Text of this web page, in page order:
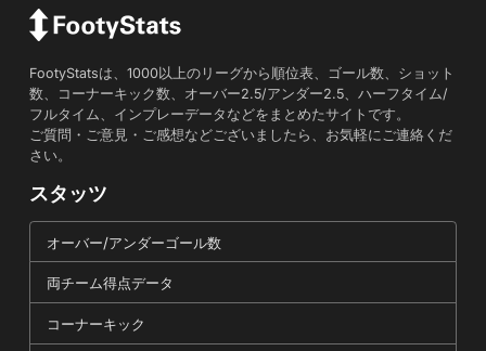
FootyStatsは、1000以上のリーグから順位表、ゴール数、ショット
数、コーナーキック数、オーバー2.5/アンダー2.5、ハーフタイム/
フルタイム、インプレーデータなどをまとめたサイトです。
ご質問・ご意見・ご感想などございましたら、お気軽にご連絡くだ
さい。
スタッツ
オーバー/アンダーゴール数
両チーム得点データ
コーナーキック